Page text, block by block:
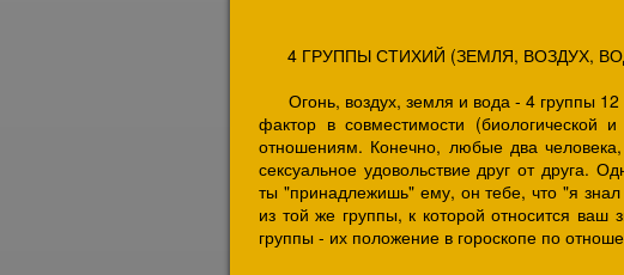
4 ГРУППЫ СТИХИЙ (ЗЕМЛЯ, ВОЗДУХ,
Огонь, воздух, земля и вода - 4 группы 12
фактор в совместимости (биологической
отношениям. Конечно, любые два
сексуальное удовольствие друг от друга.
ты "принадлежишь" ему, он тебе, что "я
из той же группы, к которой относится
группы - их положение в гороскопе по